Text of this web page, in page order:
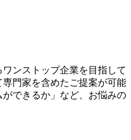
ンストップ企業を目指して
門家を含めたご提案が可能
できるか」など、お悩みの